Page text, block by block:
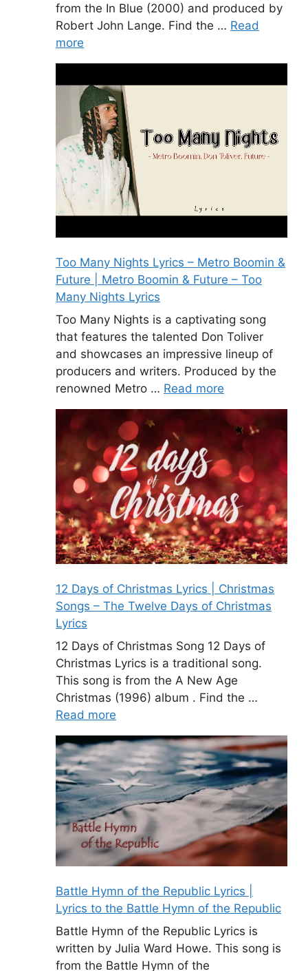
from the In Blue (2000) and produced by
Robert John Lange. Find the … Read
more
Too Many Nights Lyrics – Metro Boomin &
Future | Metro Boomin & Future – Too
Many Nights Lyrics
Too Many Nights is a captivating song
that features the talented Don Toliver
and showcases an impressive lineup of
producers and writers. Produced by the
renowned Metro … Read more
12 Days of Christmas Lyrics | Christmas
Songs – The Twelve Days of Christmas
Lyrics
12 Days of Christmas Song 12 Days of
Christmas Lyrics is a traditional song.
This song is from the A New Age
Christmas (1996) album . Find the …
Read more
Battle Hymn of the Republic Lyrics |
Lyrics to the Battle Hymn of the Republic
Battle Hymn of the Republic Lyrics is
written by Julia Ward Howe. This song is
from the Battle Hymn of the